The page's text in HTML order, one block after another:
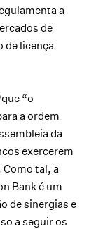
a
de
de licença
que “o
a ordem
da
exercerem
tal, a
Bank é um
de sinergias e
a seguir os